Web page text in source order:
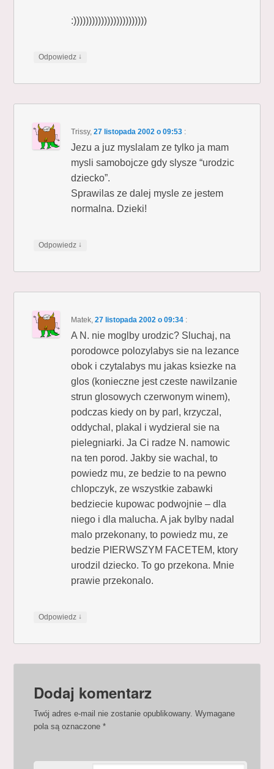
:))))))))))))))))))))))))
Odpowiedz ↓
Trissy,27 listopada 2002 o 09:53 :
Jezu a juz myslalam ze tylko ja mam
mysli samobojcze gdy slysze “urodzic
dziecko”.
Sprawilas ze dalej mysle ze jestem
normalna. Dzieki!
Odpowiedz ↓
Matek,27 listopada 2002 o 09:34 :
A N. nie moglby urodzic? Sluchaj, na
porodowce polozylabys sie na lezance
obok i czytalabys mu jakas ksiezke na
glos (konieczne jest czeste nawilzanie
strun glosowych czerwonym winem),
podczas kiedy on by parl, krzyczal,
oddychal, plakal i wydzieral sie na
pielegniarki. Ja Ci radze N. namowic
na ten porod. Jakby sie wachal, to
powiedz mu, ze bedzie to na pewno
chlopczyk, ze wszystkie zabawki
bedziecie kupowac podwojnie – dla
niego i dla malucha. A jak bylby nadal
malo przekonany, to powiedz mu, ze
bedzie PIERWSZYM FACETEM, ktory
urodzil dziecko. To go przekona. Mnie
prawie przekonalo.
Odpowiedz ↓
Dodaj komentarz
Twój adres e-mail nie zostanie opublikowany. Wymagane
pola są oznaczone*